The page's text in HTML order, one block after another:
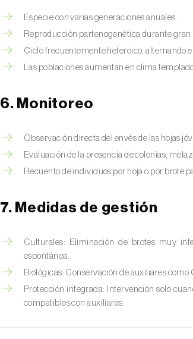
Especie con varias generaciones anuales.
Reproducción partenogenética durante gran
Ciclo frecuentemente heteroico, alternando
Las poblaciones aumentan en clima
6. Monitoreo
Observación directa del envés de las hojas
Evaluación de la presencia de colonias,
Recuento de individuos por hoja o por brote
7. Medidas de gestión
Culturales: Eliminación de brotes muy
espontánea.
Biológicas: Conservación de auxiliares
Protección integrada: Intervención solo
compatibles con auxiliares.